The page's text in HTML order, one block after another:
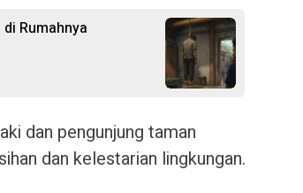
Rumahnya
dan pengunjung taman
dan kelestarian lingkungan.